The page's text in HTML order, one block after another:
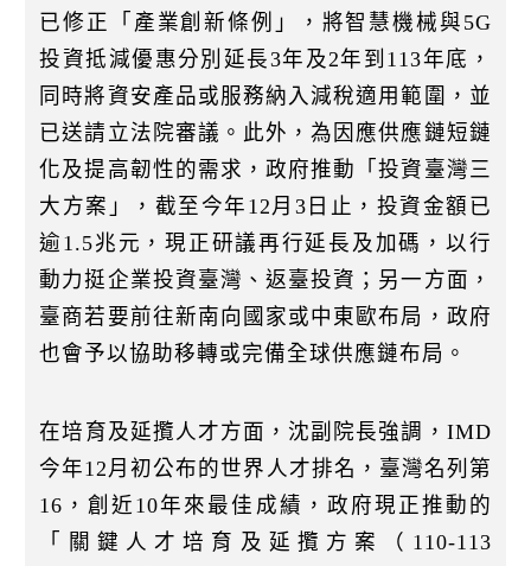
已修正「產業創新條例」，將智慧機械與5G
投資抵減優惠分別延長3年及2年到113年底，
同時將資安產品或服務納入減稅適用範圍，並
已送請立法院審議。此外，為因應供應鏈短鏈
化及提高韌性的需求，政府推動「投資臺灣三
大方案」，截至今年12月3日止，投資金額已
逾1.5兆元，現正研議再行延長及加碼，以行
動力挺企業投資臺灣、返臺投資；另一方面，
臺商若要前往新南向國家或中東歐布局，政府
也會予以協助移轉或完備全球供應鏈布局。
在培育及延攬人才方面，沈副院長強調，IMD
今年12月初公布的世界人才排名，臺灣名列第
16，創近10年來最佳成績，政府現正推動的
「關鍵人才培育及延攬方案（110-113